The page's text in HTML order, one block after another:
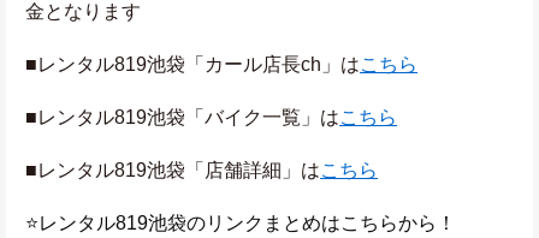
金となります
■レンタル819池袋「カール店長ch」はこちら
■レンタル819池袋「バイク一覧」はこちら
■レンタル819池袋「店舗詳細」はこちら
⭐️レンタル819池袋のリンクまとめはこちらから！